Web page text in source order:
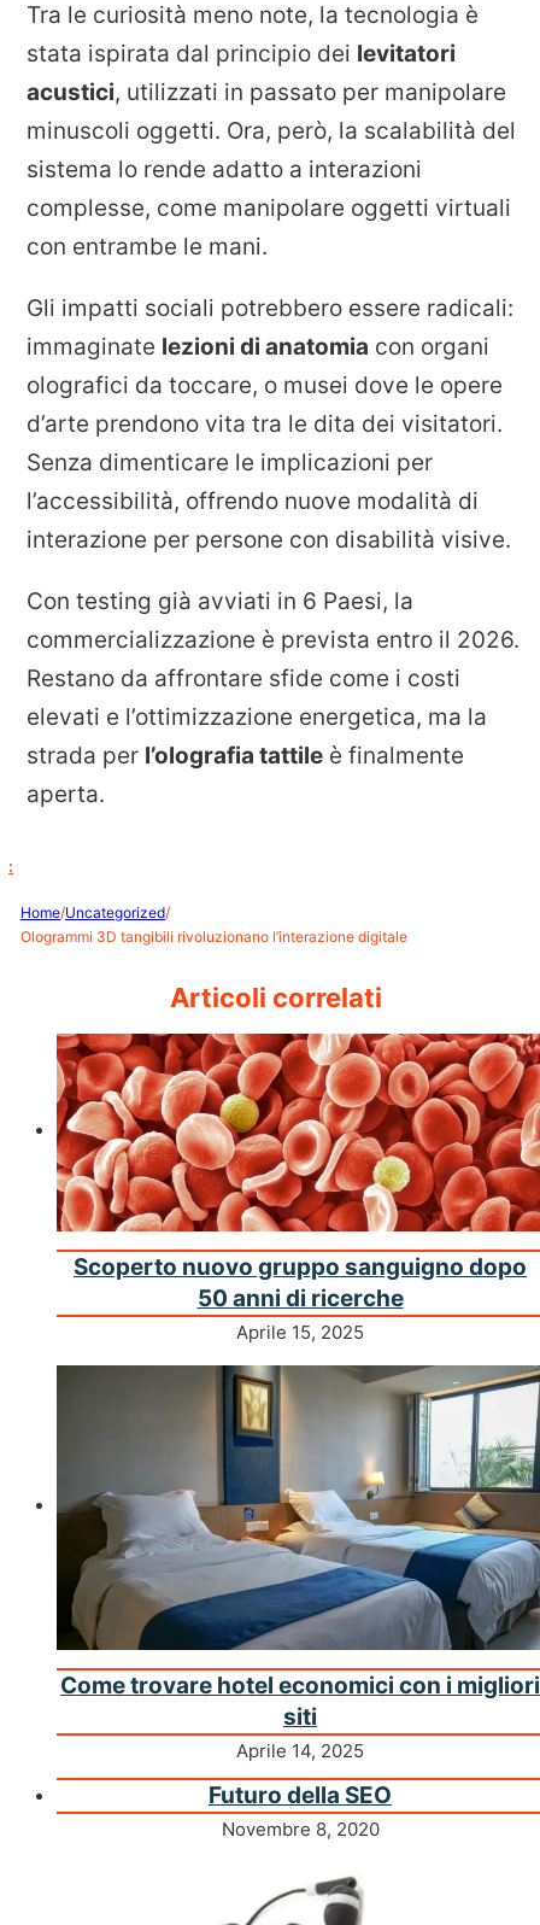
Tra le curiosità meno note, la tecnologia è
stata ispirata dal principio dei levitatori
acustici, utilizzati in passato per manipolare
minuscoli oggetti. Ora, però, la scalabilità del
sistema lo rende adatto a interazioni
complesse, come manipolare oggetti virtuali
con entrambe le mani.
Gli impatti sociali potrebbero essere radicali:
immaginate lezioni di anatomia con organi
olografici da toccare, o musei dove le opere
d’arte prendono vita tra le dita dei visitatori.
Senza dimenticare le implicazioni per
l’accessibilità, offrendo nuove modalità di
interazione per persone con disabilità visive.
Con testing già avviati in 6 Paesi, la
commercializzazione è prevista entro il 2026.
Restano da affrontare sfide come i costi
elevati e l’ottimizzazione energetica, ma la
strada per l’olografia tattile è finalmente
aperta.
:
Home/Uncategorized/
Ologrammi 3D tangibili rivoluzionano l’interazione digitale
Articoli correlati
Scoperto nuovo gruppo sanguigno dopo
50 anni di ricerche
Aprile 15, 2025
Come trovare hotel economici con i migliori
siti
Aprile 14, 2025
Futuro della SEO
Novembre 8, 2020